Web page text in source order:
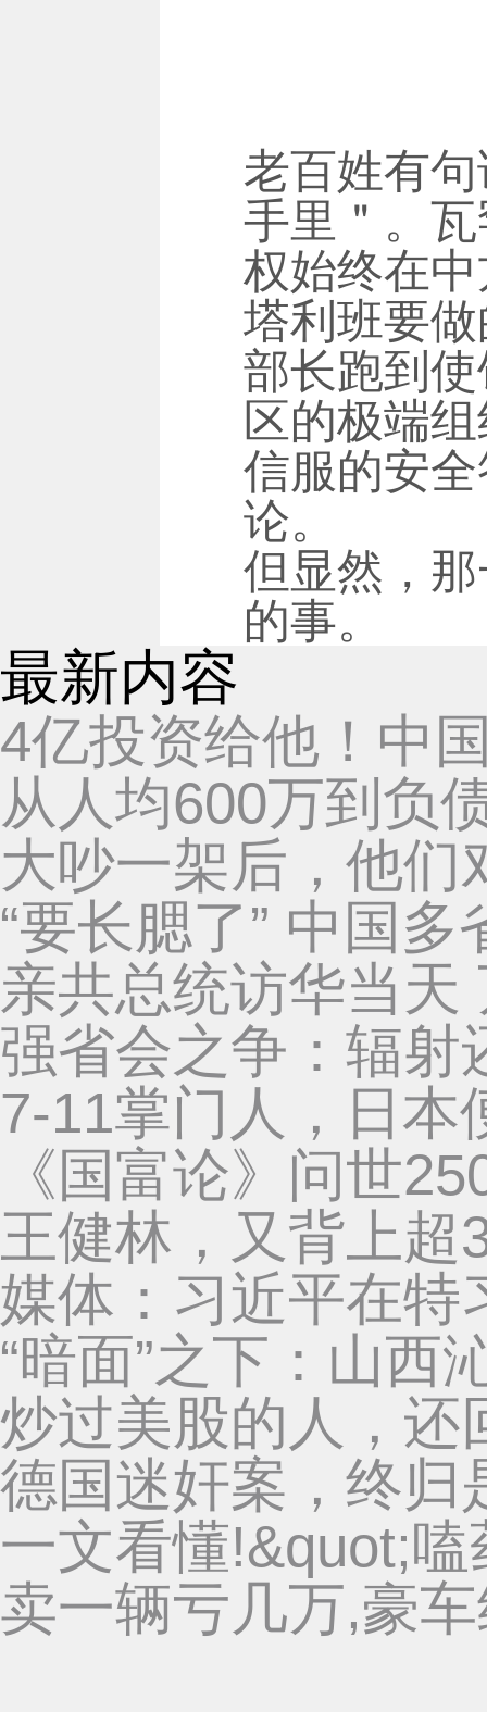
老百姓有
手里＂。
权始终在
塔利班要
部长跑到
区的极端
信服的安
论。
但显然，
的事。
最新内容
4亿投资给他！中
从人均600万到负
大吵一架后，他们
“要长腮了” 中国
亲共总统访华当天
强省会之争：辐射
7-11掌门人，日本
《国富论》问世
王健林，又背上超
媒体：习近平在特
“暗面”之下：山西
炒过美股的人，还
德国迷奸案，终归
一文看懂!&quot;
卖一辆亏几万,豪